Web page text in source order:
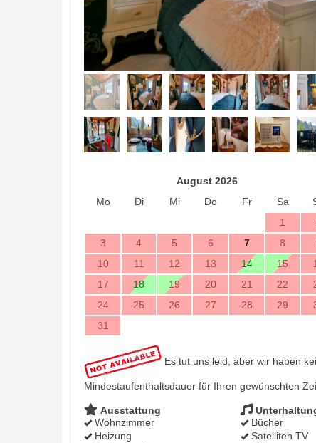
August 2026
Mo
Di Mi Do Fr Sa
1
3
4 5 6 7 8
10
11 12 13 14 15
17
18 19 20 21 22
24
25 26 27 28 29
31
Es tut uns leid, aber wir haben
Mindestaufenthaltsdauer für Ihren gewünschten
Ausstattung
Wohnzimmer
Heizung
Bücher
Satelliten TV